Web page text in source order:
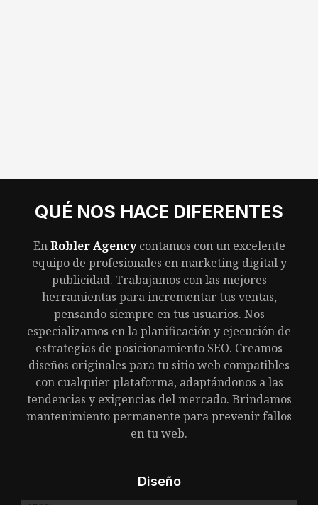
QUÉ NOS HACE DIFERENTES
EnRobler Agency contamos con un excelente
equipo de profesionales en marketing digital y
publicidad. Trabajamos con las mejores
herramientas para incrementar tus ventas,
pensando siempre en tus usuarios. Nos
especializamos en la planificación y ejecución de
estrategias de posicionamiento SEO. Creamos
diseños originales para tu sitio web compatibles
con cualquier plataforma, adaptándonos a las
tendencias y exigencias del mercado. Brindamos
mantenimiento permanente para prevenir fallos
en tu web.
Diseño